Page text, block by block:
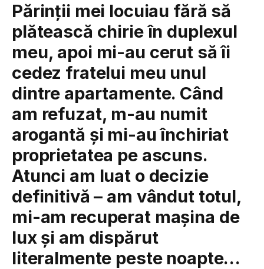
Părinții mei locuiau fără să
plătească chirie în duplexul
meu, apoi mi-au cerut să îi
cedez fratelui meu unul
dintre apartamente. Când
am refuzat, m-au numit
arogantă și mi-au închiriat
proprietatea pe ascuns.
Atunci am luat o decizie
definitivă – am vândut totul,
mi-am recuperat mașina de
lux și am dispărut
literalmente peste noapte…